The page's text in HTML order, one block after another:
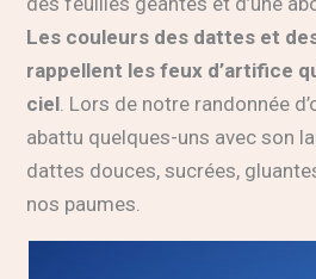
Les couleurs des dattes et
rappellent les feux d’artifice
ciel. Lors de notre randonnée
abattu quelques-uns avec son
dattes douces, sucrées,
nos paumes.